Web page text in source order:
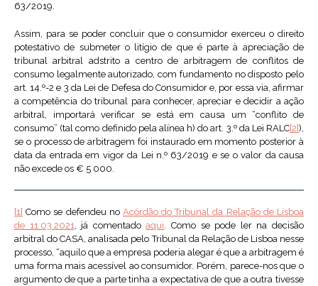
63/2019.
Assim, para se poder concluir que o consumidor exerceu o direito
potestativo de submeter o litígio de que é parte à apreciação de
tribunal arbitral adstrito a centro de arbitragem de conflitos de
consumo legalmente autorizado, com fundamento no disposto pelo
art. 14.º-2 e 3 da Lei de Defesa do Consumidor e, por essa via, afirmar
a competência do tribunal para conhecer, apreciar e decidir a ação
arbitral, importará verificar se está em causa um “conflito de
consumo” (tal como definido pela alínea h) do art. 3.º da Lei RALC[2]),
se o processo de arbitragem foi instaurado em momento posterior à
data da entrada em vigor da Lei n.º 63/2019 e se o valor da causa
não excede os € 5 000.
[1] Como se defendeu no Acórdão do Tribunal da Relação de Lisboa
de 11.03.2021, já comentadoaqui. Como se pode ler na decisão
arbitral do CASA, analisada pelo Tribunal da Relação de Lisboa nesse
processo, “aquilo que a empresa poderia alegar é que a arbitragem é
uma forma mais acessível ao consumidor. Porém, parece-nos que o
argumento de que a parte tinha a expectativa de que a outra tivesse